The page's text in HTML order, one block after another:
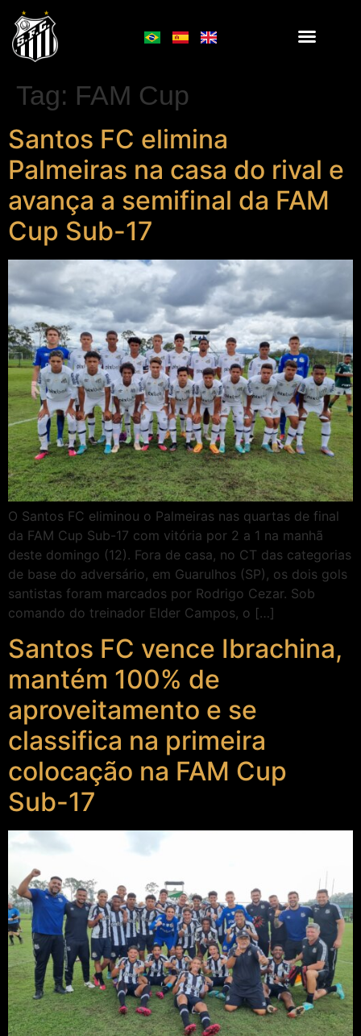
Tag: FAM Cup
Santos FC elimina
Palmeiras na casa do rival e
avança a semifinal da FAM
Cup Sub-17
O Santos FC eliminou o Palmeiras nas quartas de final
da FAM Cup Sub-17 com vitória por 2 a 1 na manhã
deste domingo (12). Fora de casa, no CT das categorias
de base do adversário, em Guarulhos (SP), os dois gols
santistas foram marcados por Rodrigo Cezar. Sob
comando do treinador Elder Campos, o […]
Santos FC vence Ibrachina,
mantém 100% de
aproveitamento e se
classifica na primeira
colocação na FAM Cup
Sub-17